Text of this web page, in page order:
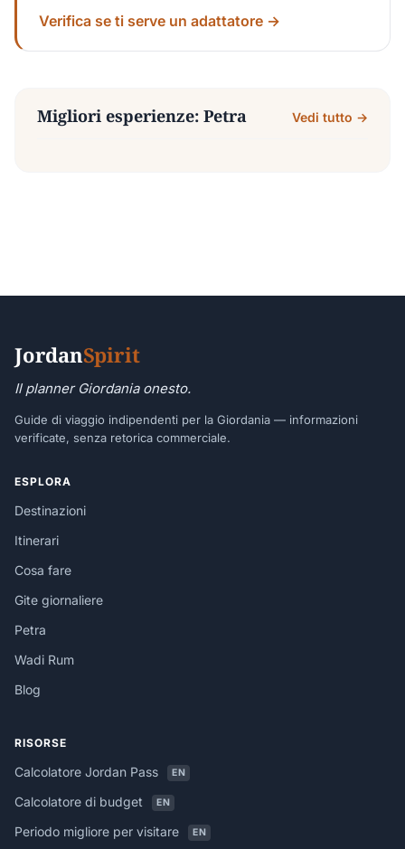
Verifica se ti serve un adattatore →
Migliori esperienze: Petra Vedi tutto →
JordanSpirit
Il planner Giordania onesto.
Guide di viaggio indipendenti per la Giordania — informazioni
verificate, senza retorica commerciale.
ESPLORA
Destinazioni
Itinerari
Cosa fare
Gite giornaliere
Petra
Wadi Rum
Blog
RISORSE
Calcolatore Jordan Pass EN
Calcolatore di budget EN
Periodo migliore per visitare EN